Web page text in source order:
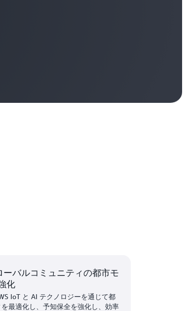
ーバルコミュニティの都市モ
化
IoT と AI テクノロジーを通じて都
最適化し、予知保全を強化し、効率